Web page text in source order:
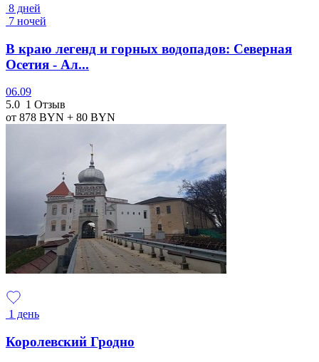
8 дней
7 ночей
В краю легенд и горных водопадов: Северная
Осетия - Ал...
06.09
5.0 1 Отзыв
от 878 BYN + 80 BYN
1 день
Королевский Гродно